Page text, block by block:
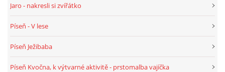
SVATÁ BARBORA 4.12.
MASOPUST
Jaro - nakresli si zvířátko
Píseň - V lese
Píseň Ježibaba
Píseň Kvočna, k výtvarné aktivitě - prstomalba vajíčka